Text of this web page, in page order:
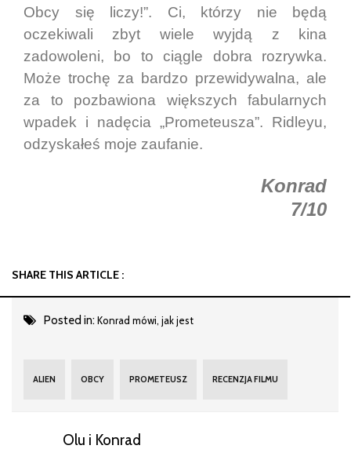
Obcy się liczy!”. Ci, którzy nie będą
oczekiwali zbyt wiele wyjdą z kina
zadowoleni, bo to ciągle dobra rozrywka.
Może trochę za bardzo przewidywalna, ale
za to pozbawiona większych fabularnych
wpadek i nadęcia „Prometeusza”. Ridleyu,
odzyskałeś moje zaufanie.
Konrad
7/10
SHARE THIS ARTICLE :
Posted in: Konrad mówi, jak jest
ALIEN OBCY PROMETEUSZ RECENZJA FILMU
Olu i Konrad